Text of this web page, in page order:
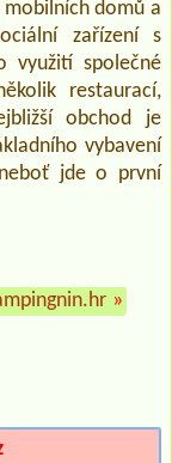
domů a
zařízení s
využití společné
restaurací,
obchod je
vybavení
jde o první
»